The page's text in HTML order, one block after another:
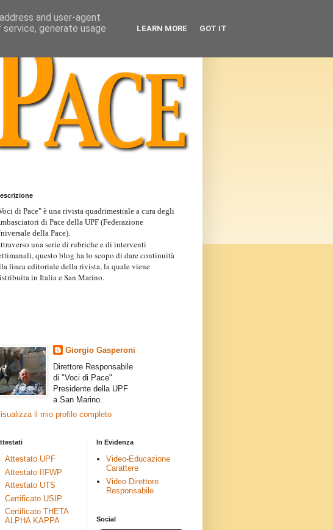
di Pace" è una rivista quadrimestrale a cura degli
di Pace della UPF (Federazione
della Pace).
una serie di rubriche e di interventi
questo blog ha lo scopo di dare continuità
linea editoriale della rivista, la quale viene
in Italia e San Marino.
Giorgio Gasperoni
Direttore Responsabile
di "Voci di Pace"
Presidente della UPF
a San Marino.
il mio profilo completo
Attestato UPF
Attestato IIFWP
Attestato UTS
Certificato USIP
Certificato THETA
ALPHA KAPPA
In Evidenza
Video-Educazione
Carattere
Video Direttore
Responsabile
Social
and user-agent
generate usage
LEARN MORE GOT IT